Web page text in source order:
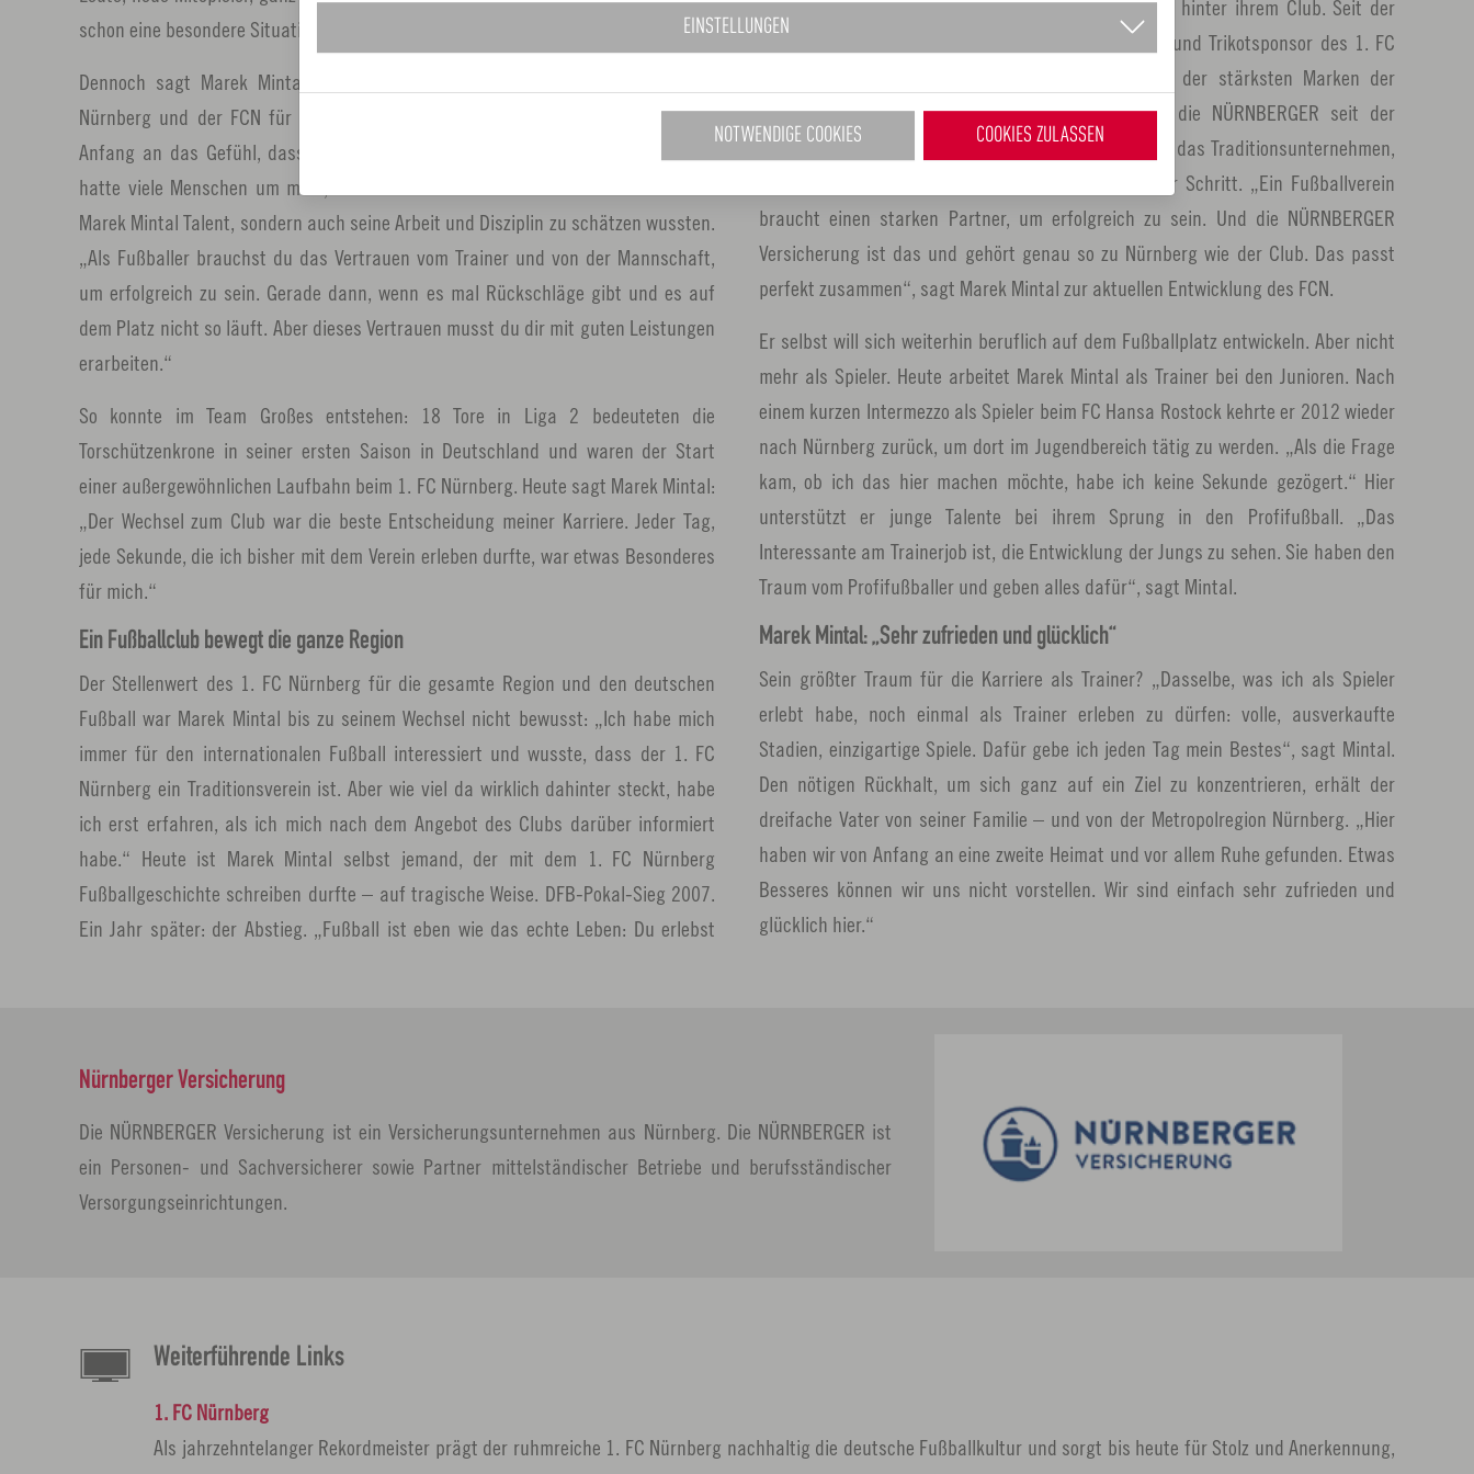
schon eine besondere Situation.“
Dennoch sagt Marek Mintal heute mit Überzeugung, dass die Metropolregion
Nürnberg und der FCN für ihn sofort etwas Besonderes waren: „Ich hatte von
Anfang an das Gefühl, dass das hier genau das ist, was ich brauche. Und ich
hatte viele Menschen um mich, die mich unterstützt haben.“ Und die nicht nur
Marek Mintal Talent, sondern auch seine Arbeit und Disziplin zu schätzen wussten.
„Als Fußballer brauchst du das Vertrauen vom Trainer und von der Mannschaft,
um erfolgreich zu sein. Gerade dann, wenn es mal Rückschläge gibt und es auf
dem Platz nicht so läuft. Aber dieses Vertrauen musst du dir mit guten Leistungen
erarbeiten.“
So konnte im Team Großes entstehen: 18 Tore in Liga 2 bedeuteten die
Torschützenkrone in seiner ersten Saison in Deutschland und waren der Start
einer außergewöhnlichen Laufbahn beim 1. FC Nürnberg. Heute sagt Marek Mintal:
„Der Wechsel zum Club war die beste Entscheidung meiner Karriere. Jeder Tag,
jede Sekunde, die ich bisher mit dem Verein erleben durfte, war etwas Besonderes
für mich.“
Ein Fußballclub bewegt die ganze Region
Der Stellenwert des 1. FC Nürnberg für die gesamte Region und den deutschen
Fußball war Marek Mintal bis zu seinem Wechsel nicht bewusst: „Ich habe mich
immer für den internationalen Fußball interessiert und wusste, dass der 1. FC
Nürnberg ein Traditionsverein ist. Aber wie viel da wirklich dahinter steckt, habe
ich erst erfahren, als ich mich nach dem Angebot des Clubs darüber informiert
habe.“ Heute ist Marek Mintal selbst jemand, der mit dem 1. FC Nürnberg
Fußballgeschichte schreiben durfte – auf tragische Weise. DFB-Pokal-Sieg 2007.
Ein Jahr später: der Abstieg. „Fußball ist eben wie das echte Leben: Du erlebst
Doch nicht nur Fans aus der ganzen Region stehen hinter ihrem Club. Seit der
Saison 2016/17 ist die NÜRNBERGER neuer Haupt- und Trikotsponsor des 1. FC
Nürnberg. So kommen durch das Sponsoring zwei der stärksten Marken der
Metropolregion Nürnberg zusammen, für die sich die NÜRNBERGER seit der
Anerkennung als Metropolregion 2005 engagiert. Für das Traditionsunternehmen,
das für den Teamgedanken steht, also ein logischer Schritt. „Ein Fußballverein
braucht einen starken Partner, um erfolgreich zu sein. Und die NÜRNBERGER
Versicherung ist das und gehört genau so zu Nürnberg wie der Club. Das passt
perfekt zusammen“, sagt Marek Mintal zur aktuellen Entwicklung des FCN.
Er selbst will sich weiterhin beruflich auf dem Fußballplatz entwickeln. Aber nicht
mehr als Spieler. Heute arbeitet Marek Mintal als Trainer bei den Junioren. Nach
einem kurzen Intermezzo als Spieler beim FC Hansa Rostock kehrte er 2012 wieder
nach Nürnberg zurück, um dort im Jugendbereich tätig zu werden. „Als die Frage
kam, ob ich das hier machen möchte, habe ich keine Sekunde gezögert.“ Hier
unterstützt er junge Talente bei ihrem Sprung in den Profifußball. „Das
Interessante am Trainerjob ist, die Entwicklung der Jungs zu sehen. Sie haben den
Traum vom Profifußballer und geben alles dafür“, sagt Mintal.
Marek Mintal: „Sehr zufrieden und glücklich“
Sein größter Traum für die Karriere als Trainer? „Dasselbe, was ich als Spieler
erlebt habe, noch einmal als Trainer erleben zu dürfen: volle, ausverkaufte
Stadien, einzigartige Spiele. Dafür gebe ich jeden Tag mein Bestes“, sagt Mintal.
Den nötigen Rückhalt, um sich ganz auf ein Ziel zu konzentrieren, erhält der
dreifache Vater von seiner Familie – und von der Metropolregion Nürnberg. „Hier
haben wir von Anfang an eine zweite Heimat und vor allem Ruhe gefunden. Etwas
Besseres können wir uns nicht vorstellen. Wir sind einfach sehr zufrieden und
glücklich hier.“
Nürnberger Versicherung
Die NÜRNBERGER Versicherung ist ein Versicherungsunternehmen aus Nürnberg. Die NÜRNBERGER ist
ein Personen- und Sachversicherer sowie Partner mittelständischer Betriebe und berufsständischer
Versorgungseinrichtungen.
Weiterführende Links
1. FC Nürnberg
Als jahrzehntelanger Rekordmeister prägt der ruhmreiche 1. FC Nürnberg nachhaltig die deutsche Fußballkultur und sorgt bis heute für Stolz und Anerkennung,
EINSTELLUNGEN
NOTWENDIGE COOKIES COOKIES ZULASSEN